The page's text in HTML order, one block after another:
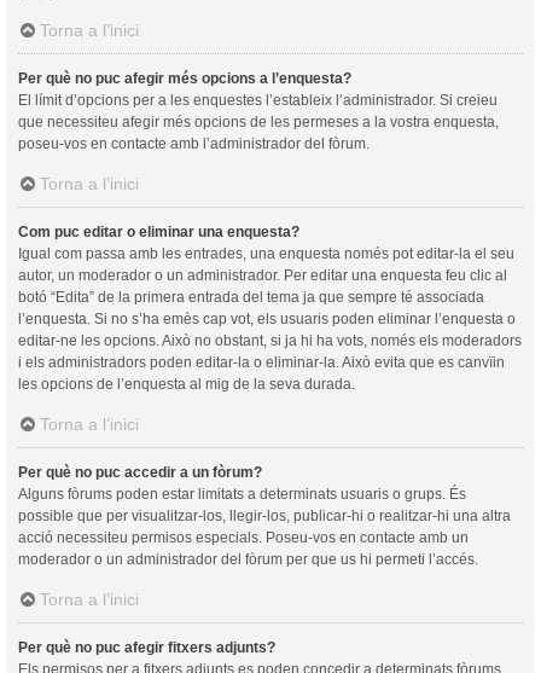
Torna a l’inici
Per què no puc afegir més opcions a l’enquesta?
El límit d’opcions per a les enquestes l’estableix l’administrador. Si creieu
que necessiteu afegir més opcions de les permeses a la vostra enquesta,
poseu-vos en contacte amb l’administrador del fòrum.
Torna a l’inici
Com puc editar o eliminar una enquesta?
Igual com passa amb les entrades, una enquesta només pot editar-la el seu
autor, un moderador o un administrador. Per editar una enquesta feu clic al
botó “Edita” de la primera entrada del tema ja que sempre té associada
l’enquesta. Si no s’ha emès cap vot, els usuaris poden eliminar l’enquesta o
editar-ne les opcions. Això no obstant, si ja hi ha vots, només els moderadors
i els administradors poden editar-la o eliminar-la. Això evita que es canvïin
les opcions de l’enquesta al mig de la seva durada.
Torna a l’inici
Per què no puc accedir a un fòrum?
Alguns fòrums poden estar limitats a determinats usuaris o grups. És
possible que per visualitzar-los, llegir-los, publicar-hi o realitzar-hi una altra
acció necessiteu permisos especials. Poseu-vos en contacte amb un
moderador o un administrador del fòrum per que us hi permeti l’accés.
Torna a l’inici
Per què no puc afegir fitxers adjunts?
Els permisos per a fitxers adjunts es poden concedir a determinats fòrums,